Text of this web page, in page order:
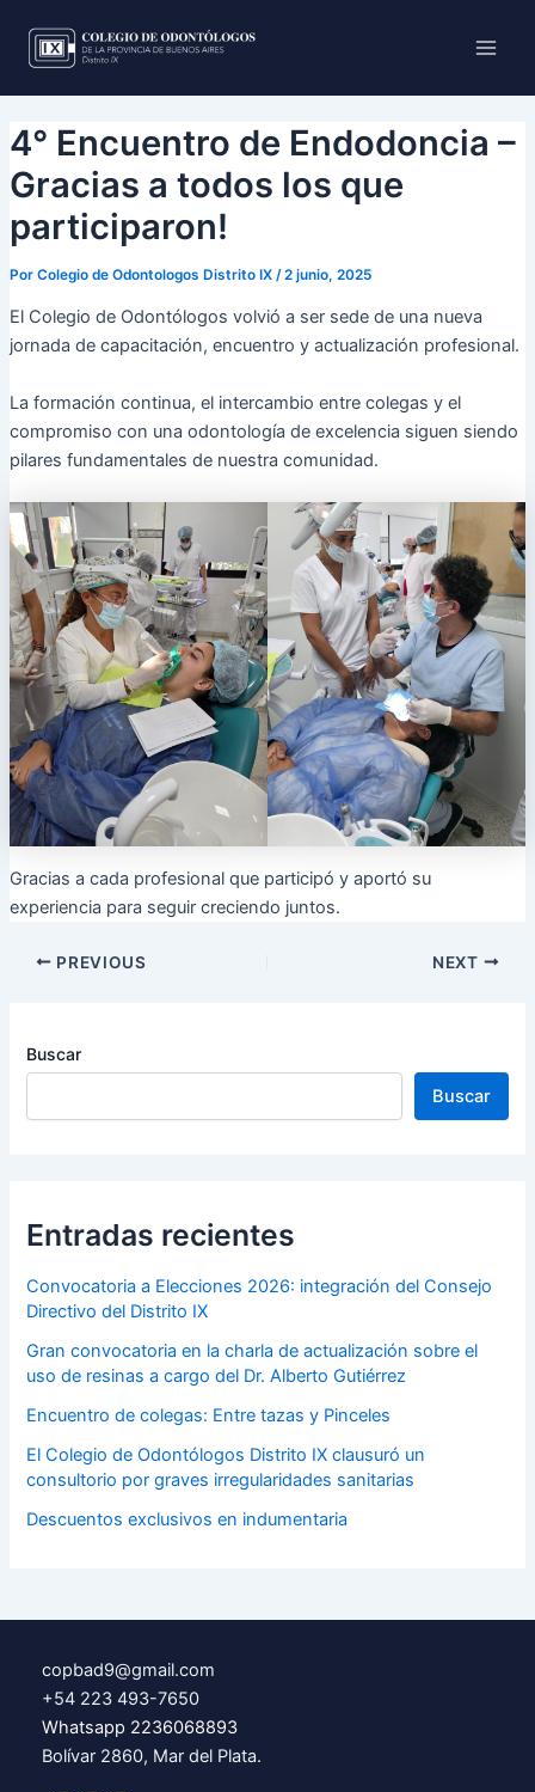
contenido
4° Encuentro de Endodoncia –
Gracias a todos los que
participaron!
Por Colegio de Odontologos Distrito IX /2 junio, 2025
El Colegio de Odontólogos volvió a ser sede de una nueva
jornada de capacitación, encuentro y actualización profesional.
La formación continua, el intercambio entre colegas y el
compromiso con una odontología de excelencia siguen siendo
pilares fundamentales de nuestra comunidad.
Gracias a cada profesional que participó y aportó su
experiencia para seguir creciendo juntos.
PREVIOUS NEXT
Buscar
Buscar
Entradas recientes
Convocatoria a Elecciones 2026: integración del Consejo
Directivo del Distrito IX
Gran convocatoria en la charla de actualización sobre el
uso de resinas a cargo del Dr. Alberto Gutiérrez
Encuentro de colegas: Entre tazas y Pinceles
El Colegio de Odontólogos Distrito IX clausuró un
consultorio por graves irregularidades sanitarias
Descuentos exclusivos en indumentaria
copbad9@gmail.com
+54 223 493-7650
Whatsapp 2236068893
Bolívar 2860, Mar del Plata.